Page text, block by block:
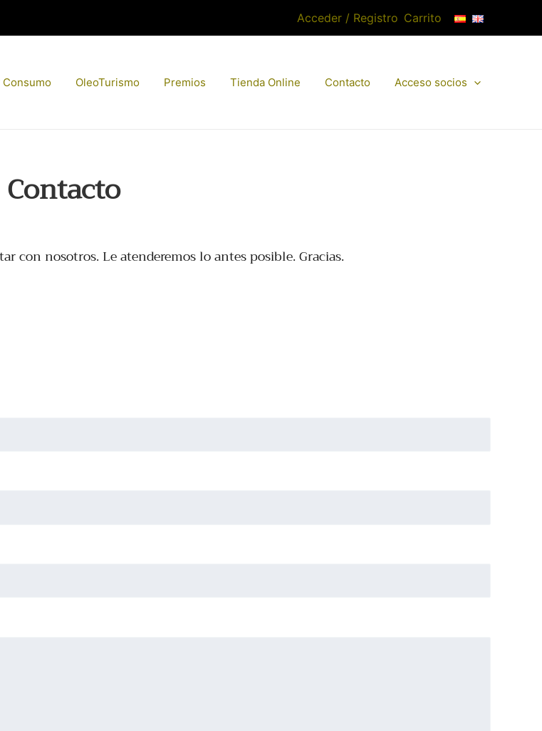
Acceder / Registro Carrito
Consumo OleoTurismo Premios Tienda Online Contacto Acceso socios
Contacto
con nosotros. Le atenderemos lo antes posible. Gracias.